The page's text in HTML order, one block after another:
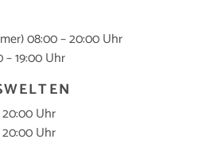
08:00 – 20:00 Uhr
– 19:00 Uhr
20:00 Uhr
20:00 Uhr